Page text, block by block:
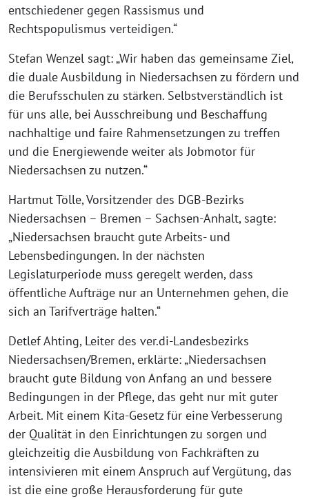
entschiedener gegen Rassismus und
Rechtspopulismus verteidigen.“
Stefan Wenzel sagt: „Wir haben das gemeinsame Ziel,
die duale Ausbildung in Niedersachsen zu fördern und
die Berufsschulen zu stärken. Selbstverständlich ist
für uns alle, bei Ausschreibung und Beschaffung
nachhaltige und faire Rahmensetzungen zu treffen
und die Energiewende weiter als Jobmotor für
Niedersachsen zu nutzen.“
Hartmut Tölle, Vorsitzender des DGB-Bezirks
Niedersachsen – Bremen – Sachsen-Anhalt, sagte:
„Niedersachsen braucht gute Arbeits- und
Lebensbedingungen. In der nächsten
Legislaturperiode muss geregelt werden, dass
öffentliche Aufträge nur an Unternehmen gehen, die
sich an Tarifverträge halten.“
Detlef Ahting, Leiter des ver.di-Landesbezirks
Niedersachsen/Bremen, erklärte: „Niedersachsen
braucht gute Bildung von Anfang an und bessere
Bedingungen in der Pflege, das geht nur mit guter
Arbeit. Mit einem Kita-Gesetz für eine Verbesserung
der Qualität in den Einrichtungen zu sorgen und
gleichzeitig die Ausbildung von Fachkräften zu
intensivieren mit einem Anspruch auf Vergütung, das
ist die eine große Herausforderung für gute